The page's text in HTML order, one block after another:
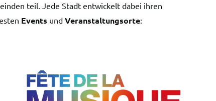
teil. Jede Stadt entwickelt dabei ihren
Events undVeranstaltungsorte: